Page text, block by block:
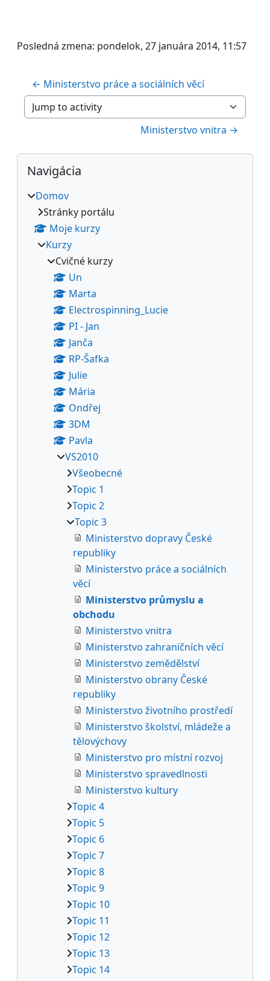
Posledná zmena: pondelok, 27 januára 2014, 11:57
← Ministerstvo práce a sociálních věcí
Jump to activity
Ministerstvo vnitra →
Bloky
Preskočiť Navigácia
Navigácia
Domov
Stránky portálu
Moje kurzy
Kurzy
Cvičné kurzy
Un
Marta
Electrospinning_Lucie
PI - Jan
Janča
RP-Šafka
Julie
Mária
Ondřej
3DM
Pavla
VS2010
Všeobecné
Topic 1
Topic 2
Topic 3
Ministerstvo dopravy České
republiky
Ministerstvo práce a sociálních
věcí
Ministerstvo průmyslu a
obchodu
Ministerstvo vnitra
Ministerstvo zahraničních věcí
Ministerstvo zemědělství
Ministerstvo obrany České
republiky
Ministerstvo životního prostředí
Ministerstvo školství, mládeže a
tělovýchovy
Ministerstvo pro místní rozvoj
Ministerstvo spravedlnosti
Ministerstvo kultury
Topic 4
Topic 5
Topic 6
Topic 7
Topic 8
Topic 9
Topic 10
Topic 11
Topic 12
Topic 13
Topic 14